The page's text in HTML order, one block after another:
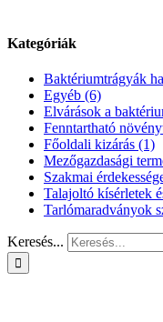
Kategóriák
Baktériumtrágyák
Egyéb (6)
Elvárások a
Fenntartható
Főoldali kizárás (1)
Mezőgazdasági
Szakmai
Talajoltó kísérletek
Tarlómaradványok
Keresés...